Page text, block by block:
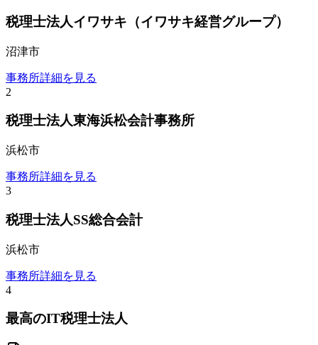
税理士法人イワサキ（イワサキ経営グループ）
沼津市
事務所詳細を見る
2
税理士法人東海浜松会計事務所
浜松市
事務所詳細を見る
3
税理士法人SS総合会計
浜松市
事務所詳細を見る
4
最高のIT税理士法人